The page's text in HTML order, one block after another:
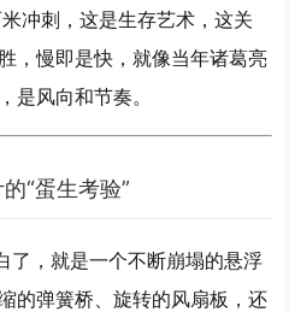
冲刺，这是生存艺术 ，这关
，慢即是快 ，就像当年诸葛亮
是风向和节奏。
“蛋生考验”
了，就是一个不断崩塌的悬浮
的弹簧桥、旋转的风扇板，还